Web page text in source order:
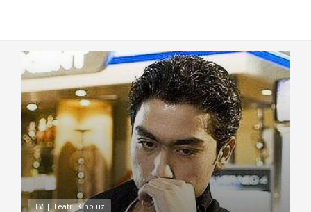
TV | Teatr, Kino.uz